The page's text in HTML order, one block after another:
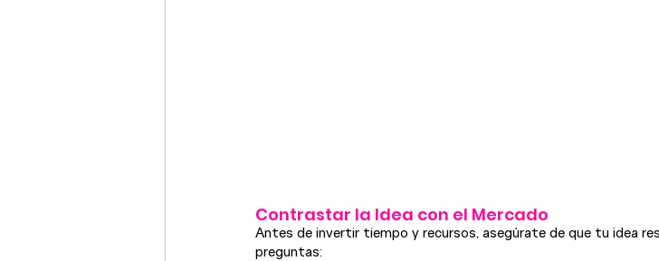
Contrastar la Idea con el Mercado
Antes de invertir tiempo y recursos, asegúrate de que tu idea
preguntas: